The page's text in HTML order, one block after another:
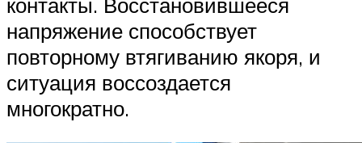
напряжение способствует
повторному втягиванию якоря, и
ситуация воссоздается
многократно.